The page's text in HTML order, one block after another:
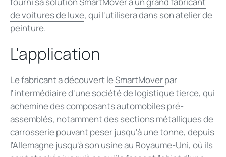
de voitures de luxe, qui l'utilisera dans son atelier de
peinture.
L'application
Le fabricant a découvert leSmartMoverpar
l'intermédiaire d'une société de logistique tierce, qui
achemine des composants automobiles pré-
assemblés, notamment des sections métalliques de
carrosserie pouvant peser jusqu'à une tonne, depuis
l'Allemagne jusqu'à son usine au Royaume-Uni, où ils